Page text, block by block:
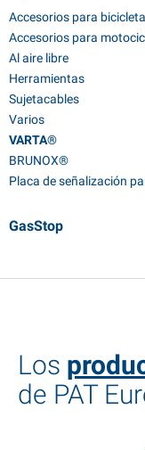
Accesorios para
Accesorios para
Al aire libre
Herramientas
Sujetacables
Varios
VARTA®
BRUNOX®
Placa de señalización
GasStop
Los
de PAT